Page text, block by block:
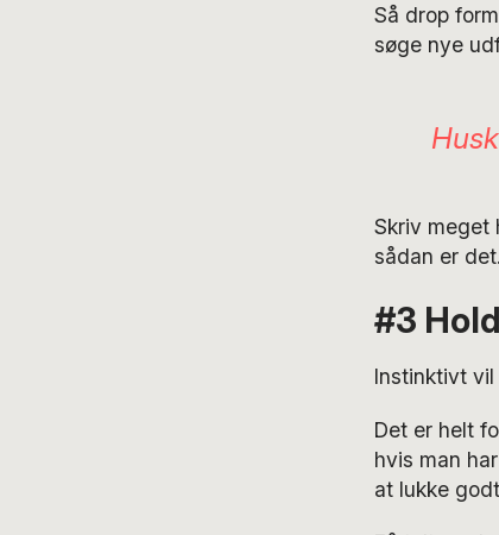
Så drop
søge nye
Skriv meget
sådan er
#3
Instinktivt
Det er helt
hvis man
at lukke